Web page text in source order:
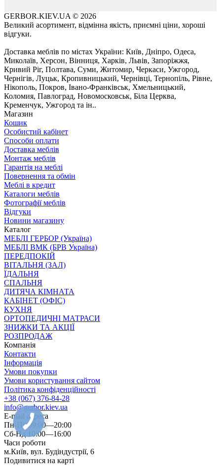
GERBOR.KIEV.UA © 2026
Великий асортимент, відмінна якість, приємні ціни, хороші
відгуки.
Доставка меблів по містах України: Київ, Дніпро, Одеса,
Миколаїв, Херсон, Вінниця, Харків, Львів, Запоріжжя,
Кривий Ріг, Полтава, Суми, Житомир, Черкаси, Ужгород,
Чернігів, Луцьк, Кропивницький, Чернівці, Тернопіль, Рівне,
Нікополь, Покров, Івано-Франківськ, Хмельницький,
Коломия, Павлоград, Новомосковськ, Біла Церква,
Кременчук, Ужгород та ін..
Магазин
Кошик
Особистий кабінет
Способи оплати
Доставка меблів
Монтаж меблів
Гарантія на меблі
Повернення та обмін
Меблі в кредит
Каталоги меблів
Фотографії меблів
Відгуки
Новини магазину
Каталог
МЕБЛІ ГЕРБОР (Україна)
МЕБЛІ ВМК (БРВ Україна)
ПЕРЕДПОКІЙ
ВІТАЛЬНЯ (ЗАЛ)
ЇДАЛЬНЯ
СПАЛЬНЯ
ДИТЯЧА КІМНАТА
КАБІНЕТ (ОФІС)
КУХНЯ
ОРТОПЕДИЧНІ МАТРАСИ
ЗНИЖКИ ТА АКЦІЇ
РОЗПРОДАЖ
Компанія
Контакти
Інформація
Умови покупки
Умови користування сайтом
Політика конфіденційності
+38 (067) 376-84-28
info@gerbor.kiev.ua
E-mail адреса
Пн-Пт 09:00—20:00
Сб-Нд 10:00—16:00
Часи роботи
м.Київ, вул. Будіндустрії, 6
Подивитися на карті